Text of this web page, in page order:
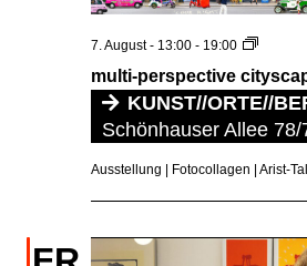
multi-perspective
7. August - 13:00 - 19:00
multi-
KUNST//ORTE//
Schönhauser Allee
Ausstellung | Fotocollagen | Arist-